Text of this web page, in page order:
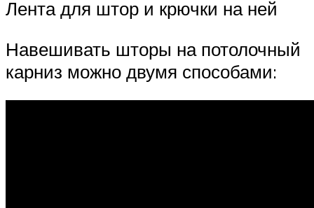
Лента для штор и крючки на ней
Навешивать шторы на потолочный
карниз можно двумя способами: